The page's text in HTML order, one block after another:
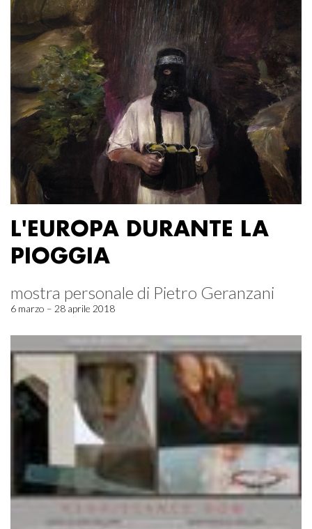
L'EUROPA DURANTE LA
PIOGGIA
mostra personale di Pietro Geranzani
6 marzo – 28 aprile 2018